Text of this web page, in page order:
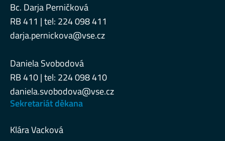
Bc. Darja Perničková
RB 411 | tel: 224 098 411
darja.pernickova@vse.cz
Daniela Svobodová
RB 410 | tel: 224 098 410
daniela.svobodova@vse.cz
Sekretariát děkana
Klára Vacková